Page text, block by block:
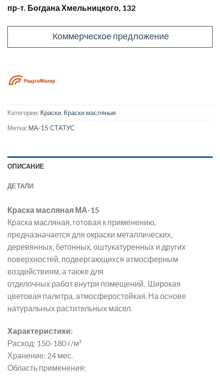
пр-т. Богдана Хмельницкого, 132
Коммерческое предложение
Категории: Краски, Краски масляные
Метка: МА-15 СТАТУС
ОПИСАНИЕ
ДЕТАЛИ
Краска масляная МА-15
Краска масляная, готовая к применению,
предназначается для окраски металлических,
деревянных, бетонных, оштукатуренных и других
поверхностей, подвергающихся атмосферным
воздействиям, а также для
отделочных работ внутри помещений. Широкая
цветовая палитра, атмосферостойкая. На основе
натуральных растительных масел.
Характеристики:
Расход: 150-180 г/м²
Хранение: 24 мес.
Область применения: